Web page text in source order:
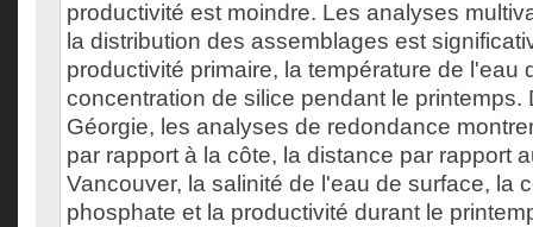
productivité est moindre. Les analyses
la distribution des assemblages est
productivité primaire, la température de l'eau
concentration de silice pendant le printemps.
Géorgie, les analyses de redondance
par rapport à la côte, la distance par rapport
Vancouver, la salinité de l'eau de surface, la
phosphate et la productivité durant le